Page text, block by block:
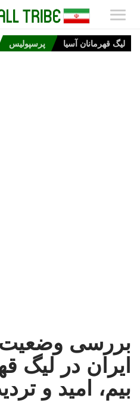
لیگ قهرمانان آسیا پرسپولیس
بررسی وضعیت
ایران در لیگ
بیم، امید و